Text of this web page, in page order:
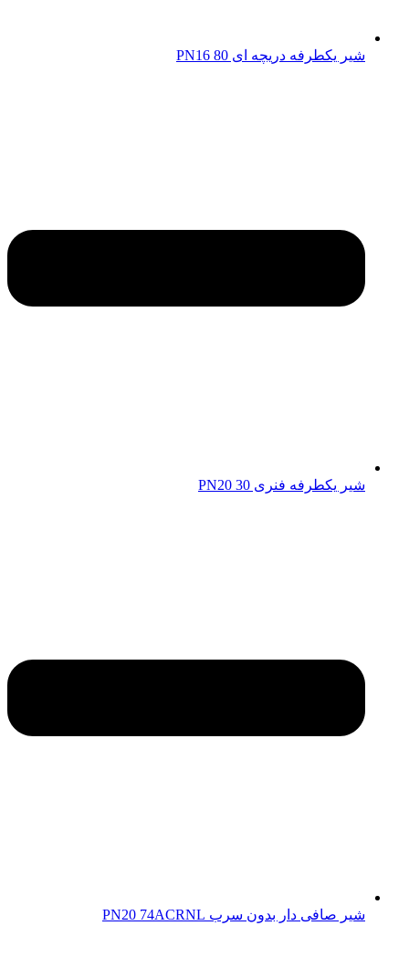
شیر یکطرفه دریچه ای 80 PN16
شیر یکطرفه فنری 30 PN20
شیر صافی دار بدون سرب PN20 74ACRNL